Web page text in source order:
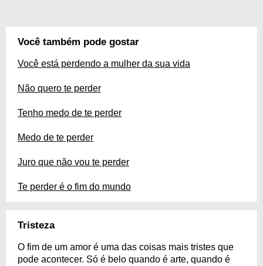
Você também pode gostar
Você está perdendo a mulher da sua vida
Não quero te perder
Tenho medo de te perder
Medo de te perder
Juro que não vou te perder
Te perder é o fim do mundo
Tristeza
O fim de um amor é uma das coisas mais tristes que
pode acontecer. Só é belo quando é arte, quando é